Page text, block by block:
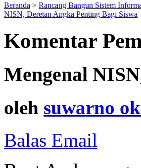
Beranda > Rancang Bangun Sistem
NISN, Deretan Angka Penting Bagi Siswa
Komentar
Mengenal
oleh suwarno
Balas Email